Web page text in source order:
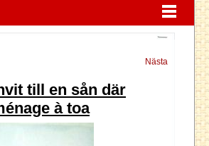
Nästa
till en sån där
à toa